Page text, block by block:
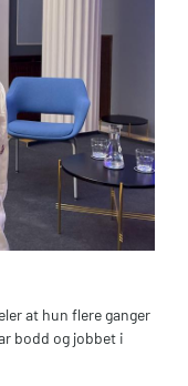
at hun flere ganger
bodd og jobbet i